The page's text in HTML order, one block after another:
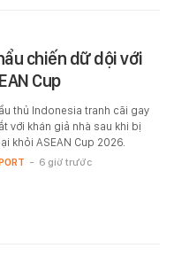
chiến dữ dội với
Cup
thủ Indonesia tranh cãi gay
với khán giả nhà sau khi bị
khỏi ASEAN Cup 2026.
- 6 giờ trước